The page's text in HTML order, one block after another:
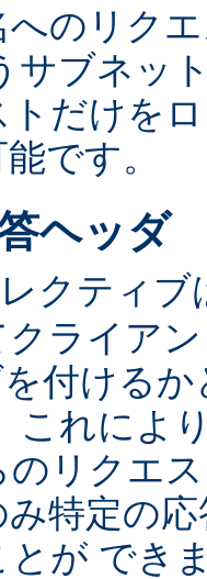
へのリク
サブネッ
トだけを
です。
ヘッダ
クティブ
ライア
付ける
これによ
のリクエ
特定の
とが でき